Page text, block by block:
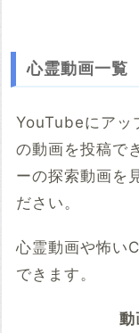
心霊動画一覧
YouTubeにアッ
の動画を投稿で
ーの探索動画を
ださい。
心霊動画や怖い
できます。
動